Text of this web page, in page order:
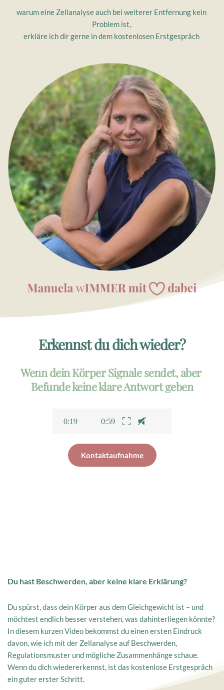
warum eine Zellanalyse auch bei weiterer Entfernung kein
Problem ist,
erkläre ich dir gerne in dem kostenlosen Erstgespräch
Erkennst du dich wieder?
Wenn dein Körper Signale sendet, aber
Befunde keine klare Antwort geben
0:20 0:59
Kontaktaufnahme
Du hast Beschwerden, aber keine klare Erklärung?
Du spürst, dass dein Körper aus dem Gleichgewicht ist – und
möchtest endlich besser verstehen, was dahinterliegen könnte?
In diesem kurzen Video bekommst du einen ersten Eindruck
davon, wie ich mit der Zellanalyse auf Beschwerden,
Regulationsmuster und mögliche Zusammenhänge schaue.
Wenn du dich wiedererkennst, ist das kostenlose Erstgespräch
ein guter erster Schritt.